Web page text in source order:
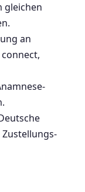
gleichen
an